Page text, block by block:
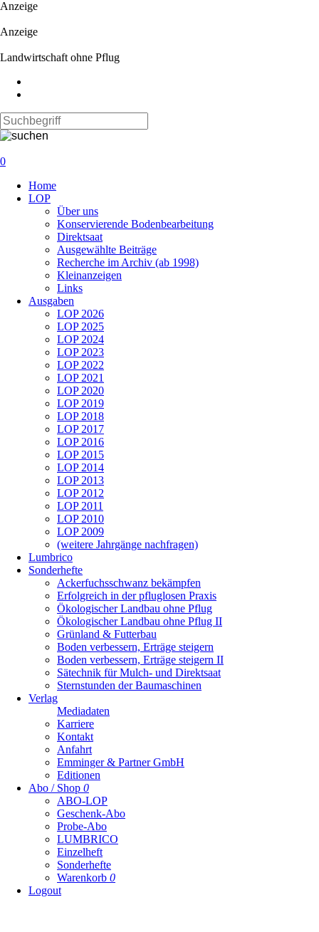
Anzeige
Anzeige
Landwirtschaft ohne Pflug
0
überspringen
Home
LOP
Über uns
Konservierende Bodenbearbeitung
Direktsaat
Ausgewählte Beiträge
Recherche im Archiv (ab 1998)
Kleinanzeigen
Links
Ausgaben
LOP 2026
LOP 2025
LOP 2024
LOP 2023
LOP 2022
LOP 2021
LOP 2020
LOP 2019
LOP 2018
LOP 2017
LOP 2016
LOP 2015
LOP 2014
LOP 2013
LOP 2012
LOP 2011
LOP 2010
LOP 2009
(weitere Jahrgänge nachfragen)
Lumbrico
Sonderhefte
Ackerfuchsschwanz bekämpfen
Erfolgreich in der pfluglosen Praxis
Ökologischer Landbau ohne Pflug
Ökologischer Landbau ohne Pflug II
Grünland & Futterbau
Boden verbessern, Erträge steigern
Boden verbessern, Erträge steigern II
Sätechnik für Mulch- und Direktsaat
Sternstunden der Baumaschinen
Verlag
Mediadaten
Karriere
Kontakt
Anfahrt
Emminger & Partner GmbH
Editionen
Abo / Shop 0
ABO-LOP
Geschenk-Abo
Probe-Abo
LUMBRICO
Einzelheft
Sonderhefte
Warenkorb 0
Logout